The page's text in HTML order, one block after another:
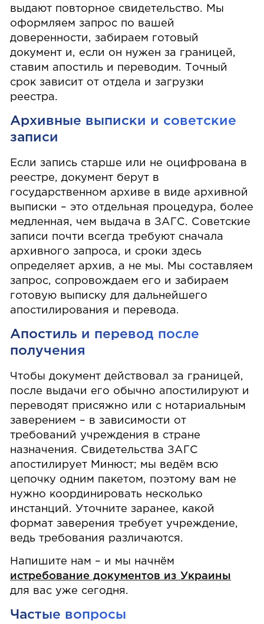
выдают повторное свидетельство. Мы
оформляем запрос по вашей
доверенности, забираем готовый
документ и, если он нужен за границей,
ставим апостиль и переводим. Точный
срок зависит от отдела и загрузки
реестра.
Архивные выписки и советские
записи
Если запись старше или не оцифрована в
реестре, документ берут в
государственном архиве в виде архивной
выписки – это отдельная процедура, более
медленная, чем выдача в ЗАГС. Советские
записи почти всегда требуют сначала
архивного запроса, и сроки здесь
определяет архив, а не мы. Мы составляем
запрос, сопровождаем его и забираем
готовую выписку для дальнейшего
апостилирования и перевода.
Апостиль и перевод после
получения
Чтобы документ действовал за границей,
после выдачи его обычно апостилируют и
переводят присяжно или с нотариальным
заверением – в зависимости от
требований учреждения в стране
назначения. Свидетельства ЗАГС
апостилирует Минюст; мы ведём всю
цепочку одним пакетом, поэтому вам не
нужно координировать несколько
инстанций. Уточните заранее, какой
формат заверения требует учреждение,
ведь требования различаются.
Напишите нам – и мы начнём
истребование документов из Украины
для вас уже сегодня.
Частые вопросы